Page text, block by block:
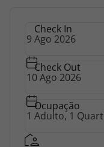
Check In
Check Out
Ocupação